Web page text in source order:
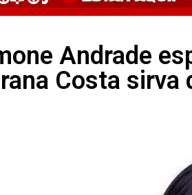
Andrade
Costa sirva